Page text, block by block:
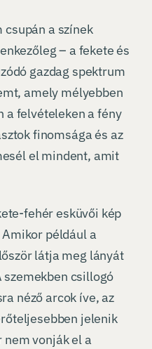
a színek
– a fekete és
gazdag spektrum
amely mélyebben
a felvételeken a fény
finomsága és az
el mindent, amit
fehér esküvői kép
például a
látja meg lányát
szemekben csillogó
néző arcok íve, az
jelenik
vonják el a